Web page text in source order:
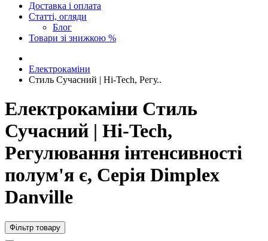
Доставка і оплата
Статті, огляди
Блог
Товари зі знижкою %
Електрокаміни
Стиль Сучасний | Hi-Tech, Регу..
Електрокаміни Стиль
Сучасний | Hi-Tech,
Регулювання інтенсивності
полум'я є, Серія Dimplex
Danville
Фільтр товару